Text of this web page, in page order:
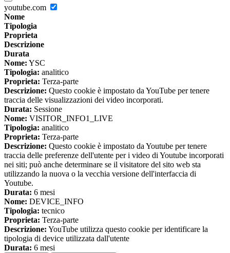
youtube.com
Nome
Tipologia
Proprieta
Descrizione
Durata
Nome: YSC
Tipologia: analitico
Proprieta: Terza-parte
Descrizione: Questo cookie è impostato da YouTube per tenere
traccia delle visualizzazioni dei video incorporati.
Durata: Sessione
Nome: VISITOR_INFO1_LIVE
Tipologia: analitico
Proprieta: Terza-parte
Descrizione: Questo cookie è impostato da Youtube per tenere
traccia delle preferenze dell'utente per i video di Youtube incorporati
nei siti; può anche determinare se il visitatore del sito web sta
utilizzando la nuova o la vecchia versione dell'interfaccia di
Youtube.
Durata: 6 mesi
Nome: DEVICE_INFO
Tipologia: tecnico
Proprieta: Terza-parte
Descrizione: YouTube utilizza questo cookie per identificare la
tipologia di device utilizzata dall'utente
Durata: 6 mesi